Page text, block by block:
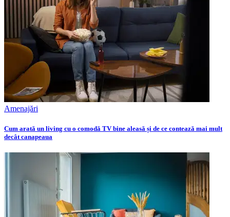
Amenajări
Cum arată un living cu o comodă TV bine aleasă și de ce contează mai mult
decât canapeaua